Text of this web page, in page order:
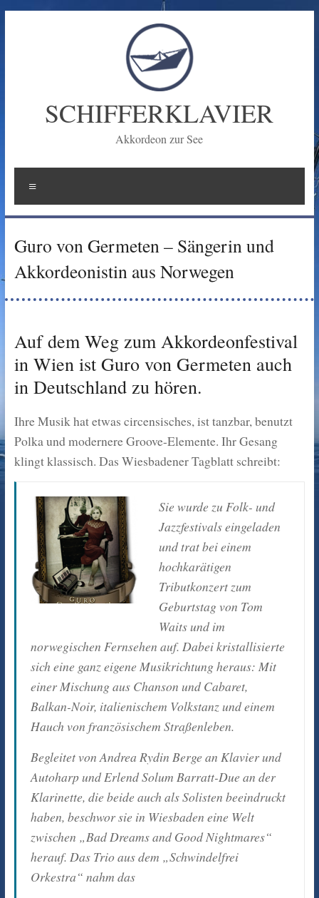
SCHIFFERKLAVIER
Akkordeon zur See
Guro von Germeten – Sängerin und
Akkordeonistin aus Norwegen
Auf dem Weg zum Akkordeonfestival
in Wien ist Guro von Germeten auch
in Deutschland zu hören.
Ihre Musik hat etwas circensisches, ist tanzbar, benutzt
Polka und modernere Groove-Elemente. Ihr Gesang
klingt klassisch. Das Wiesbadener Tagblatt schreibt:
Sie wurde zu Folk- und
Jazzfestivals eingeladen
und trat bei einem
hochkarätigen
Tributkonzert zum
Geburtstag von Tom
Waits und im
norwegischen Fernsehen auf. Dabei kristallisierte
sich eine ganz eigene Musikrichtung heraus: Mit
einer Mischung aus Chanson und Cabaret,
Balkan-Noir, italienischem Volkstanz und einem
Hauch von französischem Straßenleben.
Begleitet von Andrea Rydin Berge an Klavier und
Autoharp und Erlend Solum Barratt-Due an der
Klarinette, die beide auch als Solisten beeindruckt
haben, beschwor sie in Wiesbaden eine Welt
zwischen „Bad Dreams and Good Nightmares“
herauf. Das Trio aus dem „Schwindelfrei
Orkestra“ nahm das